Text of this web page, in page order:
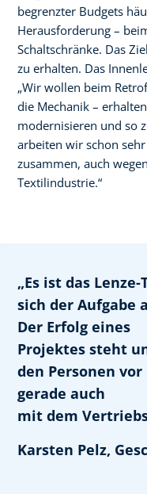
begrenzter Budgets
Herausforderung –
Schaltschränke. Das
zu erhalten. Das
„Wir wollen beim
die Mechanik –
modernisieren und so
arbeiten wir schon
zusammen, auch
Textilindustrie.“
„Es ist das Lenze-
sich der Aufgabe
Der Erfolg eines
Projektes steht
den Personen vor
gerade auch
mit dem
Karsten Pelz,